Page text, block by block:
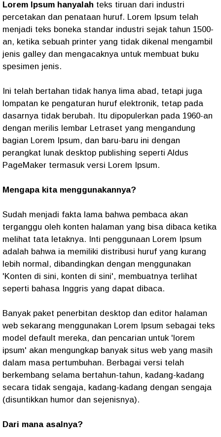
Lorem Ipsum hanyalah teks tiruan dari industri
percetakan dan penataan huruf. Lorem Ipsum telah
menjadi teks boneka standar industri sejak tahun 1500-
an, ketika sebuah printer yang tidak dikenal mengambil
jenis galley dan mengacaknya untuk membuat buku
spesimen jenis.
Ini telah bertahan tidak hanya lima abad, tetapi juga
lompatan ke pengaturan huruf elektronik, tetap pada
dasarnya tidak berubah. Itu dipopulerkan pada 1960-an
dengan merilis lembar Letraset yang mengandung
bagian Lorem Ipsum, dan baru-baru ini dengan
perangkat lunak desktop publishing seperti Aldus
PageMaker termasuk versi Lorem Ipsum.
Mengapa kita menggunakannya?
Sudah menjadi fakta lama bahwa pembaca akan
terganggu oleh konten halaman yang bisa dibaca ketika
melihat tata letaknya. Inti penggunaan Lorem Ipsum
adalah bahwa ia memiliki distribusi huruf yang kurang
lebih normal, dibandingkan dengan menggunakan
'Konten di sini, konten di sini', membuatnya terlihat
seperti bahasa Inggris yang dapat dibaca.
Banyak paket penerbitan desktop dan editor halaman
web sekarang menggunakan Lorem Ipsum sebagai teks
model default mereka, dan pencarian untuk 'lorem
ipsum' akan mengungkap banyak situs web yang masih
dalam masa pertumbuhan. Berbagai versi telah
berkembang selama bertahun-tahun, kadang-kadang
secara tidak sengaja, kadang-kadang dengan sengaja
(disuntikkan humor dan sejenisnya).
Dari mana asalnya?